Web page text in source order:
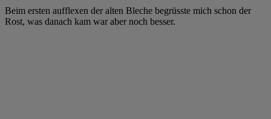
Beim ersten aufflexen der alten Bleche begrüsste mich schon der
Rost, was danach kam war aber noch besser.